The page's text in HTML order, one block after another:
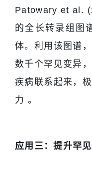
Patowary et al.
的全长转录组图
体。利用该图谱
数千个罕见变异
疾病联系起来，
力 。
应用三：提升罕